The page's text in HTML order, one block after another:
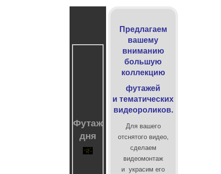
Предлагаем
вашему
вниманию
большую
коллекцию
футажей
и тематических
видеороликов.
Для вашего
отснятого видео,
сделаем
видеомонтаж
и украсим его
Футаж
дня